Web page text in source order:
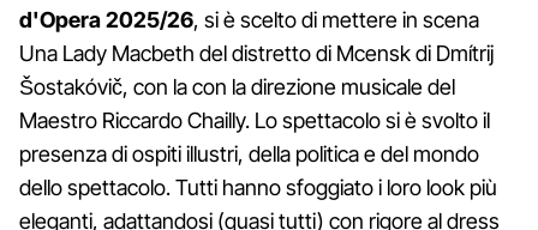
d'Opera 2025/26, si è scelto di mettere in scena
Una Lady Macbeth del distretto di Mcensk di Dmítrij
Šostakóvič, con la con la direzione musicale del
Maestro Riccardo Chailly. Lo spettacolo si è svolto il
presenza di ospiti illustri, della politica e del mondo
dello spettacolo. Tutti hanno sfoggiato i loro look più
eleganti, adattandosi (quasi tutti) con rigore al dress